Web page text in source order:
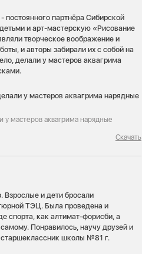
партнёра Сибирской
и арт-мастерскую «Рисование
творческое воображение и
и авторы забирали их с собой на
делали у мастеров аквагрима
у мастеров аквагрима нарядные
Скачать
Взрослые и дети бросали
ТЭЦ. Была проведена и
спорта, как алтимат-форисби, а
Понравилось, научу друзей и
школы №81 г.